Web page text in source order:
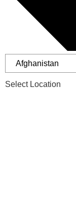
Select Location